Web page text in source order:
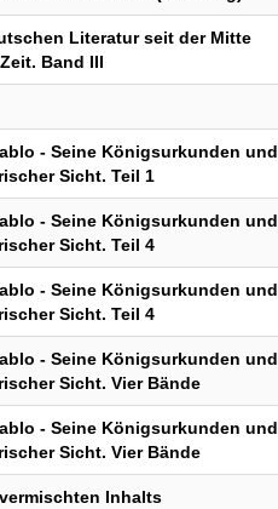
Literatur seit der Mitte
Band III
- Seine Königsurkunden und
Sicht. Teil 1
- Seine Königsurkunden und
Sicht. Teil 4
- Seine Königsurkunden und
Sicht. Teil 4
- Seine Königsurkunden und
Sicht. Vier Bände
- Seine Königsurkunden und
Sicht. Vier Bände
Inhalts